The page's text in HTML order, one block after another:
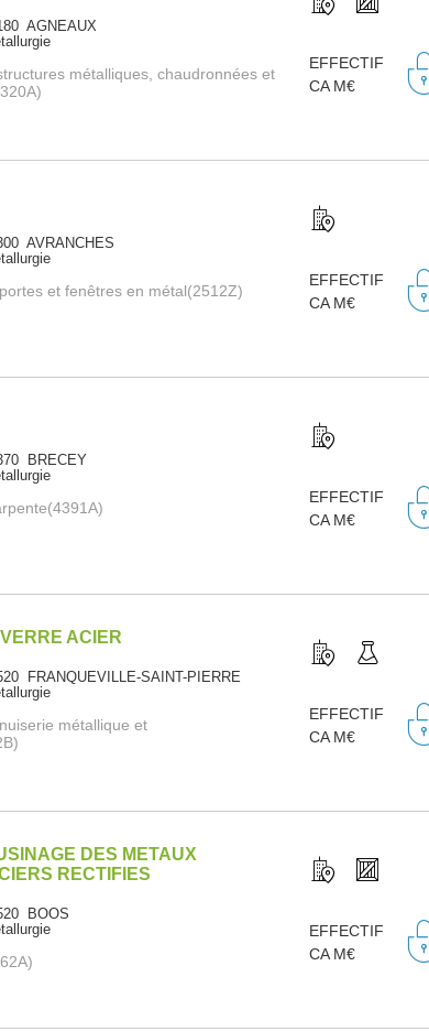
AGNEAUX
métalliques, chaudronnées et
EFFECTIF
CA M€
AVRANCHES
et fenêtres en métal(2512Z)
EFFECTIF
CA M€
BRECEY
EFFECTIF
CA M€
ACIER
FRANQUEVILLE-SAINT-PIERRE
métallique et
EFFECTIF
CA M€
DES METAUX
RECTIFIES
BOOS
EFFECTIF
CA M€